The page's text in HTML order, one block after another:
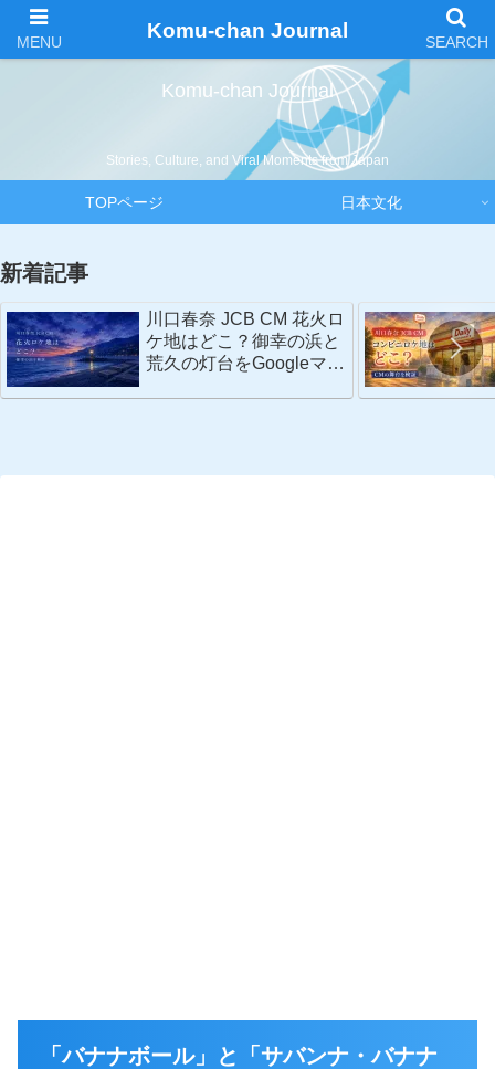
Komu-chan Journal
Stories, Culture, and Viral Moments from Japan
TOPページ 日本文化
新着記事
川口春奈 JCB CM 花火ロ
ケ地はどこ？御幸の浜と
荒久の灯台をGoogleマッ
「バナナボール」と「サバンナ・バナナ
Komu-chan Journal